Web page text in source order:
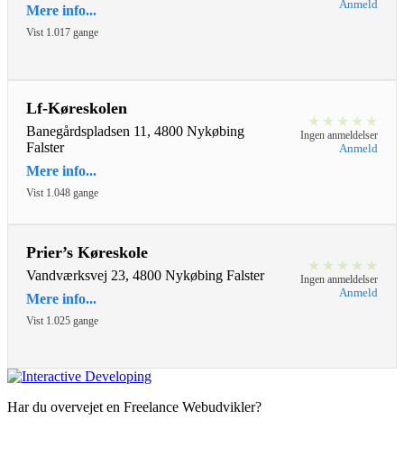
Mere info...
Vist 1.017 gange
Anmeld
Lf-Køreskolen
Banegårdspladsen 11, 4800 Nykøbing
Falster
Mere info...
Vist 1.048 gange
★ ★ ★ ★ ★
Ingen anmeldelser
Anmeld
Prier’s Køreskole
Vandværksvej 23, 4800 Nykøbing Falster
Mere info...
Vist 1.025 gange
★ ★ ★ ★ ★
Ingen anmeldelser
Anmeld
Har du overvejet en Freelance Webudvikler?